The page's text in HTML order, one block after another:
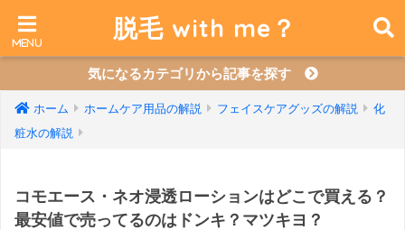
脱毛 with me？
気になるカテゴリから記事を探す
ホーム ホームケア用品の解説 フェイスケアグッズの解説
化
粧水の解説
コモエース・ネオ浸透ローションはどこで買える？
最安値で売ってるのはドンキ？マツキヨ？